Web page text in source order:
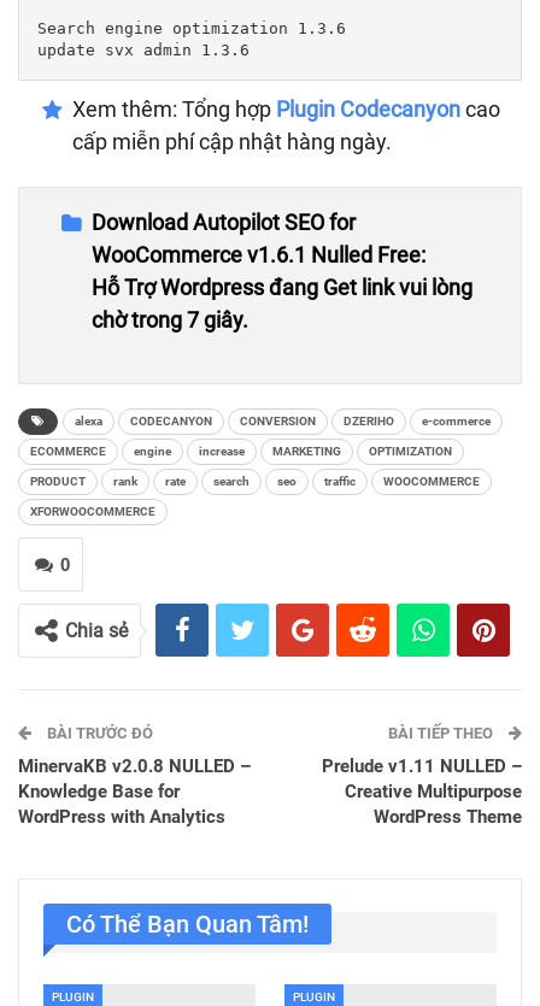
Search engine optimization 1.3.6
Xem thêm: Tổng hợp Plugin Codecanyoncao
cấp miễn phí cập nhật hàng ngày.
Download Autopilot SEO for
WooCommerce v1.6.1 Nulled Free:
Hỗ Trợ Wordpress đang Get link vui lòng
chờ trong 5 giây.
alexa CODECANYON CONVERSION DZERIHO e-commerce
ECOMMERCE engine increase MARKETING OPTIMIZATION
PRODUCT rank rate search seo traffic WOOCOMMERCE
XFORWOOCOMMERCE
0
Chia sẻ
BÀI TRƯỚC ĐÓ
MinervaKB v2.0.8 NULLED –
Knowledge Base for
WordPress with Analytics
BÀI TIẾP THEO
Prelude v1.11 NULLED –
Creative Multipurpose
WordPress Theme
Có Thể Bạn Quan Tâm!
PLUGIN PLUGIN